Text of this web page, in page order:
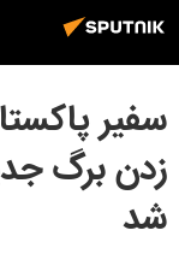
سفیر
زدن برگ
شد